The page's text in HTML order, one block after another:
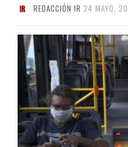
REDACCIÓN IR 24 MAYO,